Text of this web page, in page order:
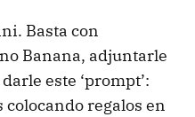
Basta con
Banana, adjuntarle
este ‘prompt’:
colocando regalos en